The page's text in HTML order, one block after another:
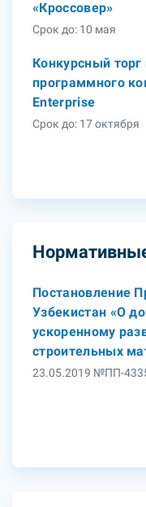
«Кроссовер»
Срок до: 10 мая
Конкурсный торг
программного
Enterprise
Срок до: 17 октября
Постановление
Узбекистан «О
ускоренному
строительных
23.05.2019 №ПП-